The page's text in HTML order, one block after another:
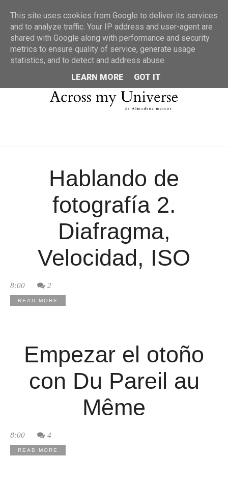
MENU
Hablando de
fotografía 2.
Diafragma,
Velocidad, ISO
8:00 2
READ MORE
Empezar el otoño
con Du Pareil au
Même
8:00 4
READ MORE
This site uses cookies from Google to deliver its services
and to analyze traffic. Your IP address and user-agent are
shared with Google along with performance and security
metrics to ensure quality of service, generate usage
statistics, and to detect and address abuse.
LEARN MORE
GOT IT